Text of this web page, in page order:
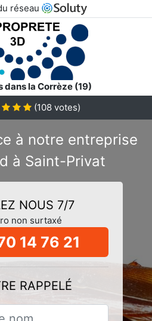
réseau
dans la Corrèze (19)
(108 votes)
à notre entreprise
à Saint-Privat
NOUS 7/7
non surtaxé
14 76 21
RAPPELÉ